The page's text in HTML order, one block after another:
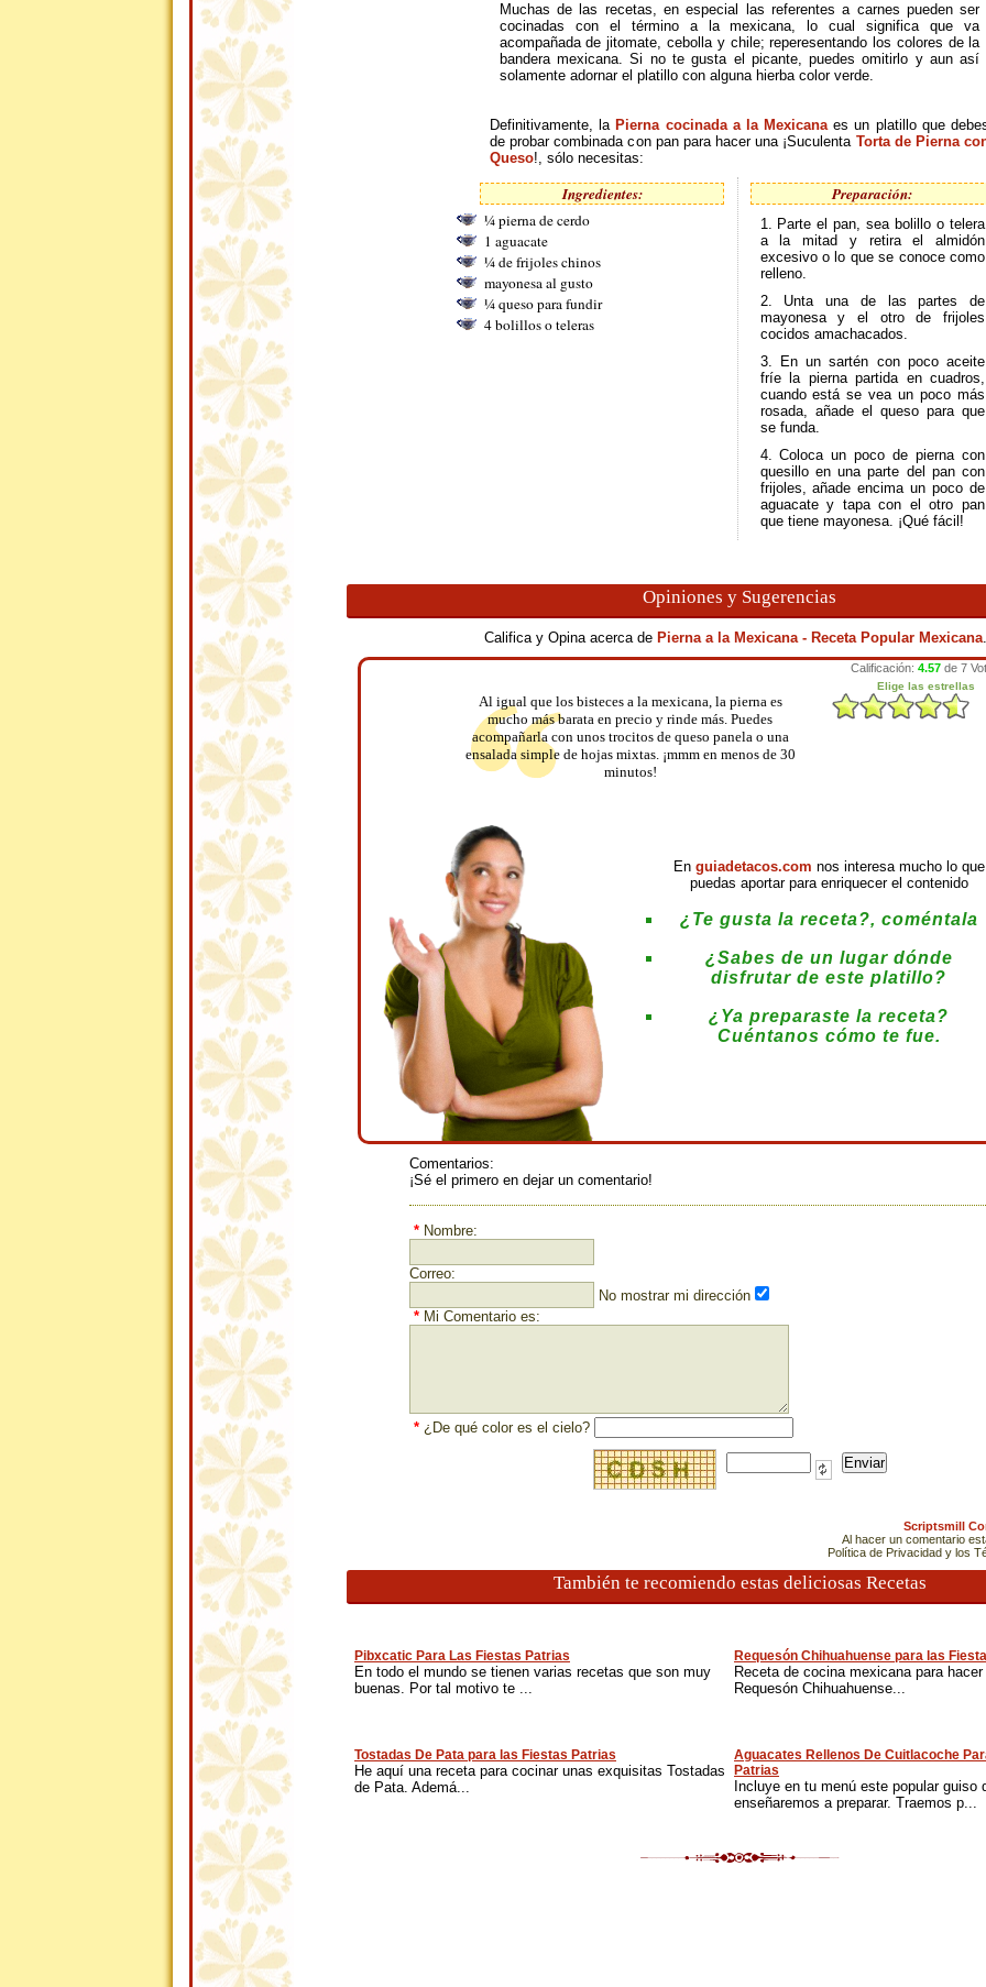
Muchas de las recetas, en especial las referentes a carnes pueden ser
cocinadas con el término a la mexicana, lo cual significa que va
acompañada de jitomate, cebolla y chile; reperesentando los colores de la
bandera mexicana. Si no te gusta el picante, puedes omitirlo y aun así
solamente adornar el platillo con alguna hierba color verde.
Definitivamente, la Pierna cocinada a la Mexicanaes un platillo que
de probar combinada con pan para hacer una ¡Suculenta Torta de Pierna
Queso!, sólo necesitas:
Ingredientes:
¼ pierna de cerdo
1 aguacate
¼ de frijoles chinos
mayonesa al gusto
¼ queso para fundir
4 bolillos o teleras
Preparación:
1. Parte el pan, sea bolillo o telera
a la mitad y retira el almidón
excesivo o lo que se conoce como
relleno.
2. Unta una de las partes de
mayonesa y el otro de frijoles
cocidos amachacados.
3. En un sartén con poco aceite
fríe la pierna partida en cuadros,
cuando está se vea un poco más
rosada, añade el queso para que
se funda.
4. Coloca un poco de pierna con
quesillo en una parte del pan con
frijoles, añade encima un poco de
aguacate y tapa con el otro pan
que tiene mayonesa. ¡Qué fácil!
Opiniones y Sugerencias
Califica y Opina acerca de Pierna a la Mexicana - Receta Popular Mexicana
Al igual que los bisteces a la mexicana, la pierna es
mucho más barata en precio y rinde más. Puedes
acompañarla con unos trocitos de queso panela o una
ensalada simple de hojas mixtas. ¡mmm en menos de 30
minutos!
En guiadetacos.com nos interesa mucho lo que
puedas aportar para enriquecer el contenido
¿Te gusta la receta?, coméntala
¿Sabes de un lugar dónde
disfrutar de este platillo?
¿Ya preparaste la receta?
Cuéntanos cómo te fue.
Comentarios:
¡Sé el primero en dejar un comentario!
* Nombre:
Correo:
No mostrar mi dirección
* Mi Comentario es:
* ¿De qué color es el cielo?
Scriptsmill
Al hacer un comentario
Política de Privacidad y los
También te recomiendo estas deliciosas Recetas
Pibxcatic Para Las Fiestas Patrias
En todo el mundo se tienen varias recetas que son muy
buenas. Por tal motivo te ...
Requesón Chihuahuense para las
Receta de cocina mexicana para
Requesón Chihuahuense...
Tostadas De Pata para las Fiestas Patrias
He aquí una receta para cocinar unas exquisitas Tostadas
de Pata. Ademá...
Aguacates Rellenos De Cuitlacoche
Patrias
Incluye en tu menú este popular guiso
enseñaremos a preparar. Traemos p...